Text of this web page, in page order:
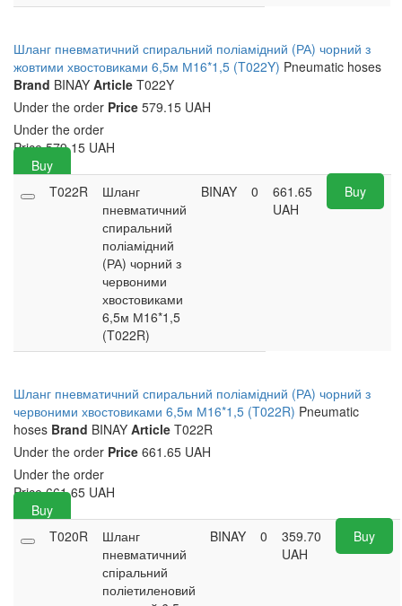
Шланг пневматичний спиральний поліамідний (РА) чорний з
жовтими хвостовиками 6,5м М16*1,5 (T022Y) Pneumatic hoses
Brand BINAY Article T022Y
Under the order Price 579.15 UAH
Under the order
Price 579.15 UAH
Buy
T022R
Шланг
пневматичний
спиральний
поліамідний
(РА) чорний з
червоними
хвостовиками
6,5м М16*1,5
(T022R)
BINAY 0
661.65
UAH
Buy
Шланг пневматичний спиральний поліамідний (РА) чорний з
червоними хвостовиками 6,5м М16*1,5 (T022R) Pneumatic
hoses Brand BINAY Article T022R
Under the order Price 661.65 UAH
Under the order
Price 661.65 UAH
Buy
T020R
Шланг
пневматичний
спіральний
поліетиленовий
BINAY 0
359.70
UAH
Buy